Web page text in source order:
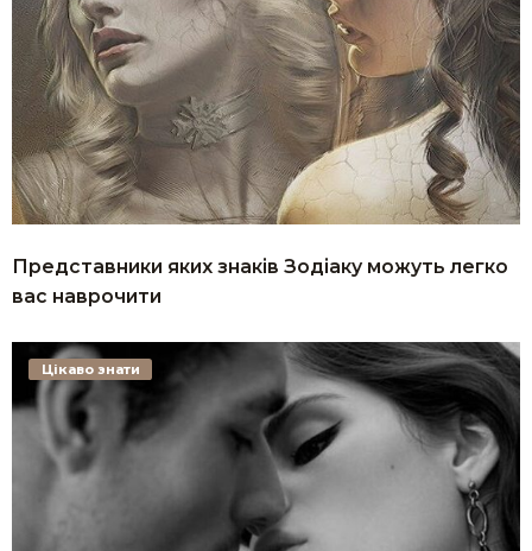
Представники яких знаків Зодіаку можуть легко
вас наврочити
Цікаво знати